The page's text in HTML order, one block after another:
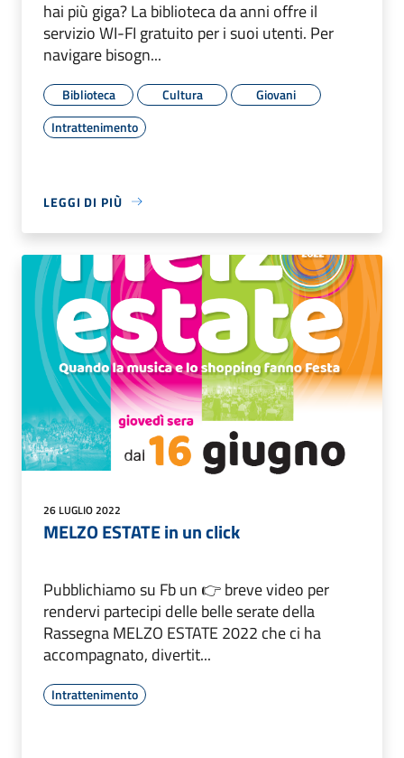
hai più giga? La biblioteca da anni offre il
servizio WI-FI gratuito per i suoi utenti. Per
navigare bisogn...
Biblioteca Cultura
Giovani
Intrattenimento
LEGGI DI PIÙ
26 LUGLIO 2022
MELZO ESTATE in un click
Pubblichiamo su Fb un 👉 breve video per
rendervi partecipi delle belle serate della
Rassegna MELZO ESTATE 2022 che ci ha
accompagnato, divertit...
Intrattenimento